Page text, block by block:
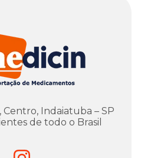
Centro, Indaiatuba – SP
de todo o Brasil